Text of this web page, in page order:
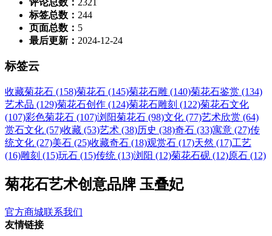
标签总数： 244
页面总数： 5
最后更新： 2024-12-24
标签云
收藏菊花石 (158)菊花石 (145)菊花石雕 (140)菊花石鉴赏 (134)
艺术品 (129)菊花石创作 (124)菊花石雕刻 (122)菊花石文化
(107)彩色菊花石 (107)浏阳菊花石 (98)文化 (77)艺术欣赏 (64)
赏石文化 (57)收藏 (53)艺术 (38)历史 (38)奇石 (33)寓意 (27)传
统文化 (27)美石 (25)收藏奇石 (18)观赏石 (17)天然 (17)工艺
(16)雕刻 (15)玩石 (15)传统 (13)浏阳 (12)菊花石砚 (12)原石 (12)
菊花石艺术创意品牌 玉叠妃
官方商城联系我们
友情链接